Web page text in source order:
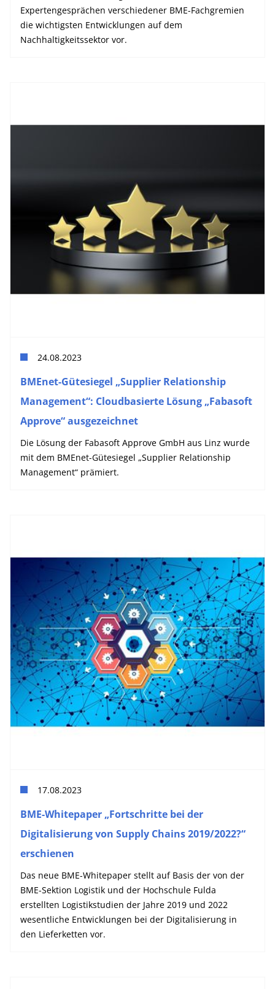
Expertengesprächen verschiedener BME-Fachgremien
die wichtigsten Entwicklungen auf dem
Nachhaltigkeitssektor vor.
24.08.2023
BMEnet-Gütesiegel „Supplier Relationship
Management“: Cloudbasierte Lösung „Fabasoft
Approve“ ausgezeichnet
Die Lösung der Fabasoft Approve GmbH aus Linz wurde
mit dem BMEnet-Gütesiegel „Supplier Relationship
Management“ prämiert.
17.08.2023
BME-Whitepaper „Fortschritte bei der
Digitalisierung von Supply Chains 2019/2022?“
erschienen
Das neue BME-Whitepaper stellt auf Basis der von der
BME-Sektion Logistik und der Hochschule Fulda
erstellten Logistikstudien der Jahre 2019 und 2022
wesentliche Entwicklungen bei der Digitalisierung in
den Lieferketten vor.